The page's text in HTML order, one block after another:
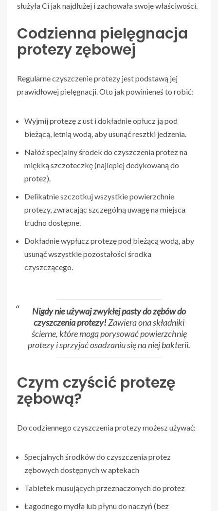
służyła Ci jak najdłużej i zachowała swoje właściwości.
Codzienna pielęgnacja
protezy zębowej
Regularne czyszczenie protezy jest podstawą jej
prawidłowej pielęgnacji. Oto jak powinieneś to robić:
Wyjmij protezę z ust i dokładnie opłucz ją pod
bieżącą, letnią wodą, aby usunąć resztki jedzenia.
Nałóż specjalny środek do czyszczenia protez na
miękką szczoteczkę (najlepiej dedykowaną do
protez).
Delikatnie szczotkuj wszystkie powierzchnie
protezy, zwracając szczególną uwagę na miejsca
trudno dostępne.
Dokładnie wypłucz protezę pod bieżącą wodą, aby
usunąć wszystkie pozostałości środka
czyszczącego.
Nigdy nie używaj zwykłej pasty do zębów do
czyszczenia protezy!Zawiera ona składniki
ścierne, które mogą porysować powierzchnię
protezy i sprzyjać osadzaniu się na niej bakterii.
Czym czyścić protezę
zębową?
Do codziennego czyszczenia protezy możesz używać:
Specjalnych środków do czyszczenia protez
zębowych dostępnych w aptekach
Tabletek musujących przeznaczonych do protez
Łagodnego mydła lub płynu do naczyń (bez